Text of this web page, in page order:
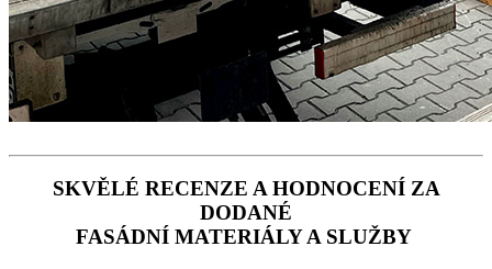
SKVĚLÉ RECENZE A HODNOCENÍ ZA
DODANÉ
FASÁDNÍ MATERIÁLY A SLUŽBY